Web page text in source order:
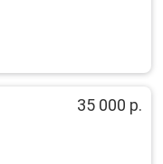
35 000 р.